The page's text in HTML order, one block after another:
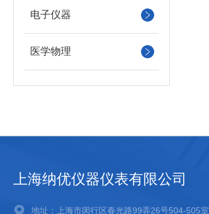
电子仪器
医学物理
上海纳优仪器仪表有限公司
地址：上海市闵行区春光路99弄26号504-505室